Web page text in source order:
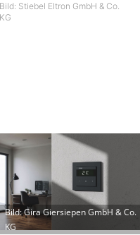
Bild: Stiebel Eltron GmbH & Co.
KG
Bild: Gira Giersiepen GmbH & Co.
KG